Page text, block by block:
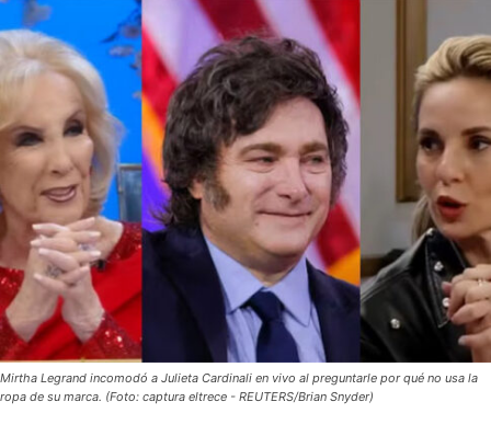
Mirtha Legrand incomodó a Julieta Cardinali en vivo al preguntarle por qué no usa la
ropa de su marca. (Foto: captura eltrece - REUTERS/Brian Snyder)